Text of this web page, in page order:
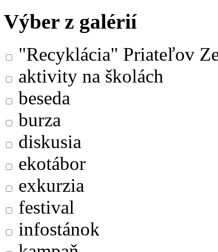
Výber z galérií
"Recyklácia" Priateľov
aktivity na školách
beseda
burza
diskusia
ekotábor
exkurzia
festival
infostánok